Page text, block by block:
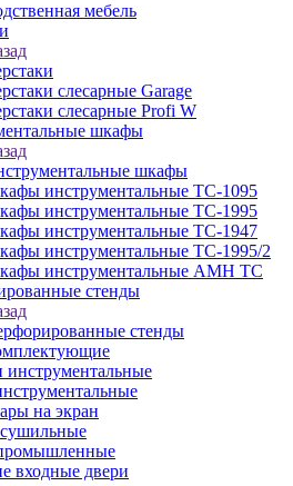
мебель
слесарные Garage
слесарные Profi W
шкафы
шкафы
инструментальные TC-1095
инструментальные TC-1995
инструментальные TC-1947
инструментальные TC-1995/2
инструментальные AMH TC
стенды
стенды
инструментальные
на экран
входные двери